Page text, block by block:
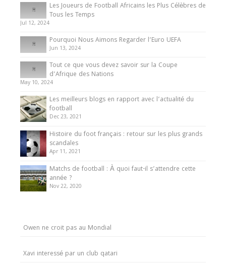
Les Joueurs de Football Africains les Plus Célèbres de
Tous les Temps
Jul 12, 2024
Pourquoi Nous Aimons Regarder l’Euro UEFA
Jun 13, 2024
Tout ce que vous devez savoir sur la Coupe
d’Afrique des Nations
May 10, 2024
Les meilleurs blogs en rapport avec l’actualité du
football
Dec 23, 2021
Histoire du foot français : retour sur les plus grands
scandales
Apr 11, 2021
Matchs de football : À quoi faut-il s’attendre cette
année ?
Nov 22, 2020
Owen ne croit pas au Mondial
Xavi interessé par un club qatari